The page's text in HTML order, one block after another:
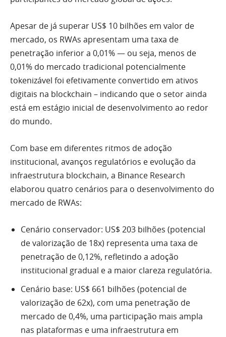
Apesar de já superar US$ 10 bilhões em valor de
mercado, os RWAs apresentam uma taxa de
penetração inferior a 0,01% — ou seja, menos de
0,01% do mercado tradicional potencialmente
tokenizável foi efetivamente convertido em ativos
digitais na blockchain – indicando que o setor ainda
está em estágio inicial de desenvolvimento ao redor
do mundo.
Com base em diferentes ritmos de adoção
institucional, avanços regulatórios e evolução da
infraestrutura blockchain, a Binance Research
elaborou quatro cenários para o desenvolvimento do
mercado de RWAs:
Cenário conservador: US$ 203 bilhões (potencial
de valorização de 18x) representa uma taxa de
penetração de 0,12%, refletindo a adoção
institucional gradual e a maior clareza regulatória.
Cenário base: US$ 661 bilhões (potencial de
valorização de 62x), com uma penetração de
mercado de 0,4%, uma participação mais ampla
nas plataformas e uma infraestrutura em